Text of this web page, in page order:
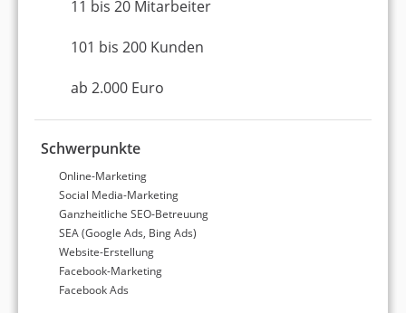
11 bis 20 Mitarbeiter
101 bis 200 Kunden
ab 2.000 Euro
Schwerpunkte
Online-Marketing
Social Media-Marketing
Ganzheitliche SEO-Betreuung
SEA (Google Ads, Bing Ads)
Website-Erstellung
Facebook-Marketing
Facebook Ads